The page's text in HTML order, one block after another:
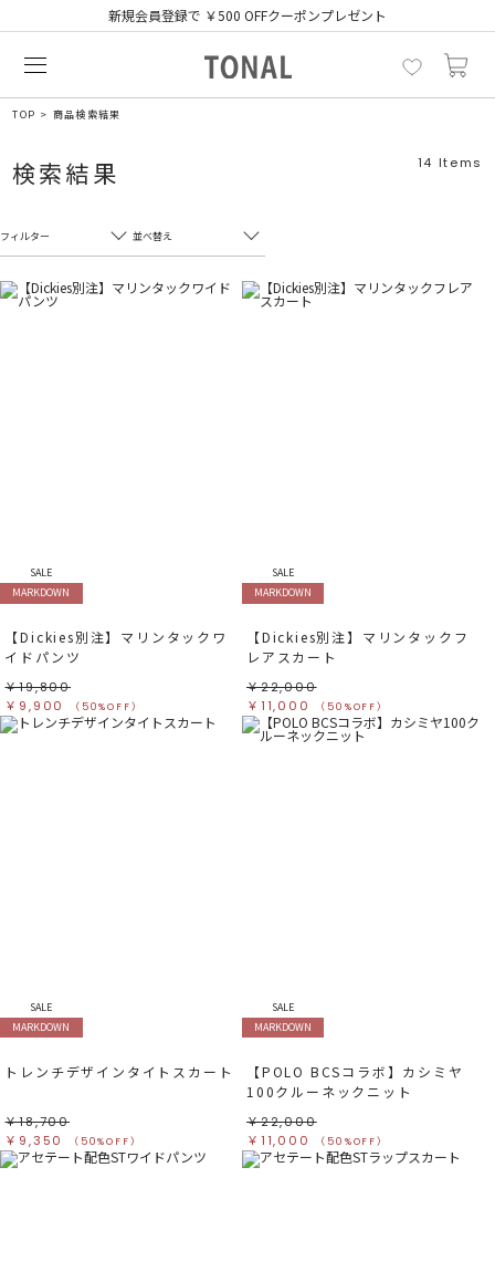
新規会員登録で ￥500 OFFクーポンプレゼント
TOP 商品検索結果
検索結果 14 Items
フィルター
フリーワード
ベージュ
オレンジオレンジ
イエロー
グリーングリーン
パープル パープル
レッド レッド
ピンク ピンク
リセット
並べ替え
売れ筋順
SALE
MARKDOWN
【Dickies別注】マリンタックワ
イドパンツ
￥19,800
￥9,900
（50%OFF）
SALE
MARKDOWN
【Dickies別注】マリンタックフ
レアスカート
￥22,000
￥11,000
（50%OFF）
SALE
MARKDOWN
トレンチデザインタイトスカート
￥18,700
￥9,350
（50%OFF）
SALE
MARKDOWN
【POLO BCSコラボ】カシミヤ
100クルーネックニット
￥22,000
￥11,000
（50%OFF）